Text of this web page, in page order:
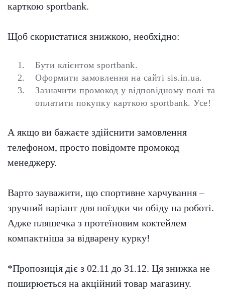
карткою sportbank.
Щоб скористатися знижкою, необхідно:
Бути клієнтом sportbank.
Оформити замовлення на сайті sis.in.ua.
Зазначити промокод у відповідному полі та
оплатити покупку карткою sportbank. Усе!
А якщо ви бажаєте здійснити замовлення
телефоном, просто повідомте промокод
менеджеру.
Варто зауважити, що спортивне харчування –
зручний варіант для поїздки чи обіду на роботі.
Адже пляшечка з протеїновим коктейлем
компактніша за відварену курку!
*Пропозиція діє з 02.11 до 31.12. Ця знижка не
поширюється на акційний товар магазину.